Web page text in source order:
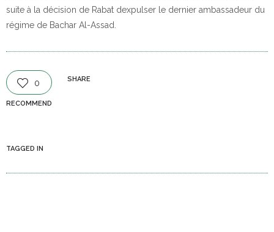
suite à la décision de Rabat dexpulser le dernier ambassadeur du
régime de Bachar Al-Assad.
0
RECOMMEND
SHARE
TAGGED IN